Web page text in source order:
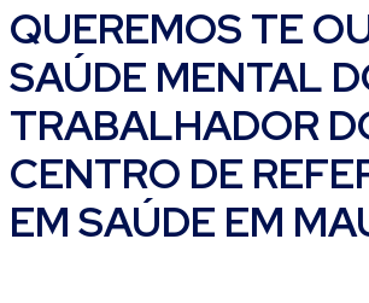
QUEREMOS TE
SAÚDE MENTAL
TRABALHADOR
CENTRO DE
EM SAÚDE EM